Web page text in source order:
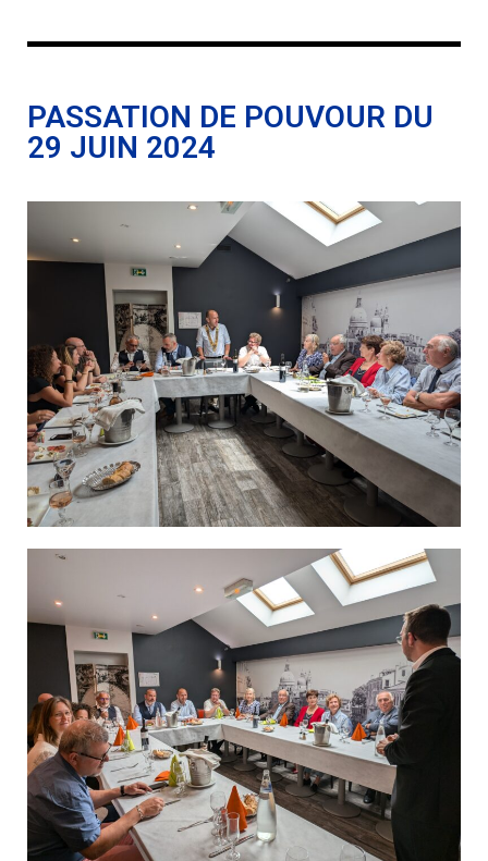
PASSATION DE POUVOUR DU
29 JUIN 2024